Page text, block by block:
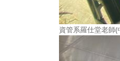
資管系羅仕堂老師